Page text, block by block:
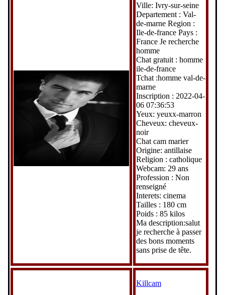
Ville: Ivry-sur-seine
Departement : Val-
de-marne Region :
Ile-de-france Pays :
France Je recherche
homme
Chat gratuit : homme
ile-de-france
Tchat :homme val-de-
marne
Inscription : 2022-04-
06 07:36:53
Yeux: yeuxx-marron
Cheveux: cheveux-
noir
Chat cam marier
Origine: antillaise
Religion : catholique
Webcam: 29 ans
Profession : Non
renseigné
Interets: cinema
Tailles : 180 cm
Poids : 85 kilos
Ma description:salut
je recherche à passer
des bons moments
sans prise de tête.
Killcam